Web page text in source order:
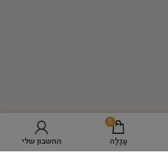
הוספה לסל
0
עֲגָלָה החשבון שלי